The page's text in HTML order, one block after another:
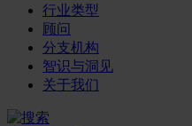
行业类型
顾问
分支机构
智识与洞见
关于我们